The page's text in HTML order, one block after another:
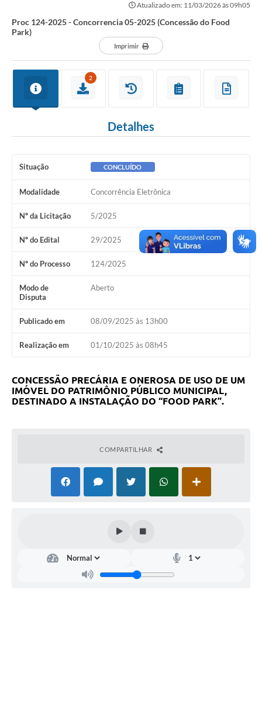
SIC
Transparência
Editais
Diário Oficial
Fale com o Prefeito
Leis Municipais Online
Galeria de Fotos
Contratos
Ouvidoria
Audiências Públicas
Arquivos para Download
Carta de Serviços
Galeria de Vídeos
Secretarias
Serviços Online
Atualizado em: 11/03/2026 às 09h05
Proc 124-2025 - Concorrencia 05-2025 (Concessão do Food
Park)
Imprimir
2
Detalhes
Situação CONCLUÍDO
Modalidade Concorrência Eletrônica
Nº da Licitação 5/2025
Nº do Edital 29/2025
Nº do Processo 124/2025
Modo de
Disputa
Aberto
Publicado em 08/09/2025 às 13h00
Realização em 01/10/2025 às 08h45
CONCESSÃO PRECÁRIA E ONEROSA DE USO DE UM
IMÓVEL DO PATRIMÔNIO PÚBLICO MUNICIPAL,
DESTINADO A INSTALAÇÃO DO “FOOD PARK”.
COMPARTILHAR